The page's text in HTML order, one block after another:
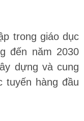
trong giáo dục
đến năm 2030
dựng và cung
tuyến hàng đầu